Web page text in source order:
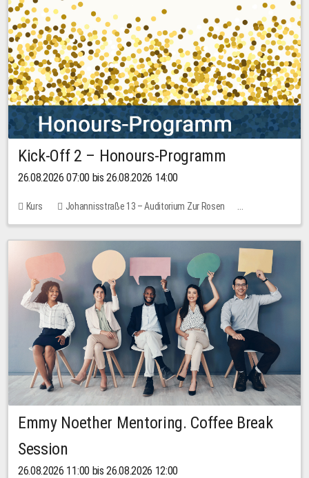
Kick-Off 2 – Honours-Programm
26.08.2026 07:00 bis 26.08.2026 14:00
Kurs
Johannisstraße 13 – Auditorium Zur Rosen
Keine freien Plätze
Emmy Noether Mentoring. Coffee Break
Session
26.08.2026 11:00 bis 26.08.2026 12:00